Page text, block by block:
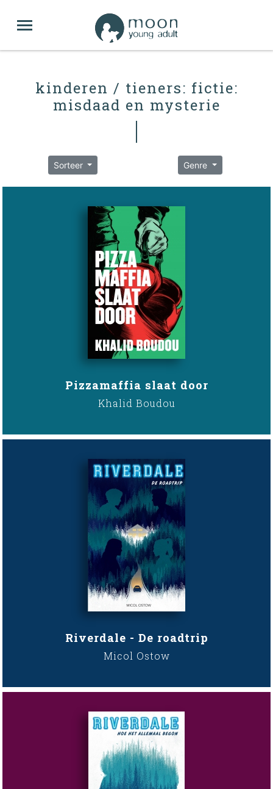
kinderen / tieners: fictie:
misdaad en mysterie
Sorteer Genre
Pizzamaffia slaat door
Khalid Boudou
Riverdale - De roadtrip
Micol Ostow